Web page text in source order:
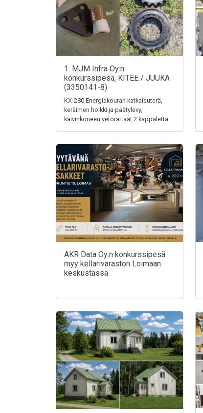
1. MJM Infra Oy:n
konkurssipesä, KITEE / JUUKA
(3350141-8)
KX-280 Energiakouran katkaisuterä,
keräimen holkki ja päätylevy,
kaivinkoneen vetorattaat 2 kappaletta
AKR Data Oy:n konkurssipesä
myy kellarivaraston Loimaan
keskustassa